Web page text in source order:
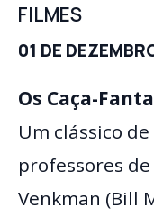
FILMES
01 DE
Os Caça-
Um clássico
professores
Venkman (Bill